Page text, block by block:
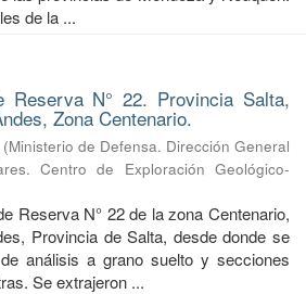
de la ...
Reserva N° 22. Provincia Salta,
Zona Centenario.
(Ministerio de Defensa. Dirección General
Centro de Exploración Geológico-
Reserva N° 22 de la zona Centenario,
Provincia de Salta, desde donde se
análisis a grano suelto y secciones
Se extrajeron ...